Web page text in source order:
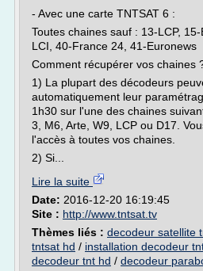
- Avec une carte TNTSAT 6 :
Toutes chaines sauf : 13-LCP,
LCI, 40-France 24, 41-Euronews
Comment récupérer vos chaines
1) La plupart des décodeurs
automatiquement leur
1h30 sur l'une des chaines
3, M6, Arte, W9, LCP ou D17.
l'accès à toutes vos chaines.
2) Si...
Lire la suite
Date: 2016-12-20 16:19:45
Site : http://www.tntsat.tv
Thèmes liés : decodeur satellite
tntsat hd / installation decodeur
decodeur tnt hd / decodeur